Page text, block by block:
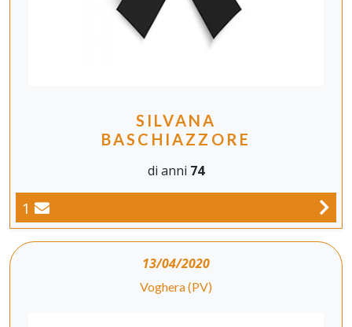
SILVANA
BASCHIAZZORE
di anni 74
1
13/04/2020
Voghera (PV)